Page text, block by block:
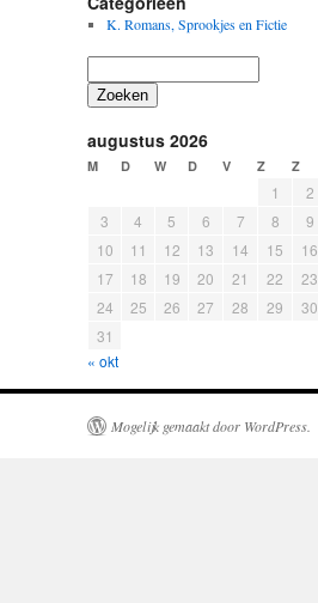
K. Romans, Sprookjes en Fictie
Zoeken
augustus 2026
M D W D V Z Z
1
2
3
4 5 6 7 8
9
10
11 12 13 14 15
16
17
18 19 20 21 22
23
24
25 26 27 28 29
30
31
« okt
Mogelijk gemaakt door WordPress.